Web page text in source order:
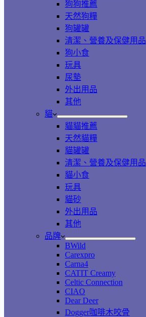
狗狗推薦
天然狗糧
狗罐罐
清潔、營養及保健用品
狗小食
玩具
尿墊
外出用品
其他
貓
貓貓推薦
天然貓糧
貓罐罐
清潔、營養及保健用品
貓小食
玩具
貓砂
外出用品
其他
品牌
BWild
Carexpro
Carna4
CATIT Creamy
Celtic Connection
CIAO
Dear Deer
Dogger咖啡木咬骨